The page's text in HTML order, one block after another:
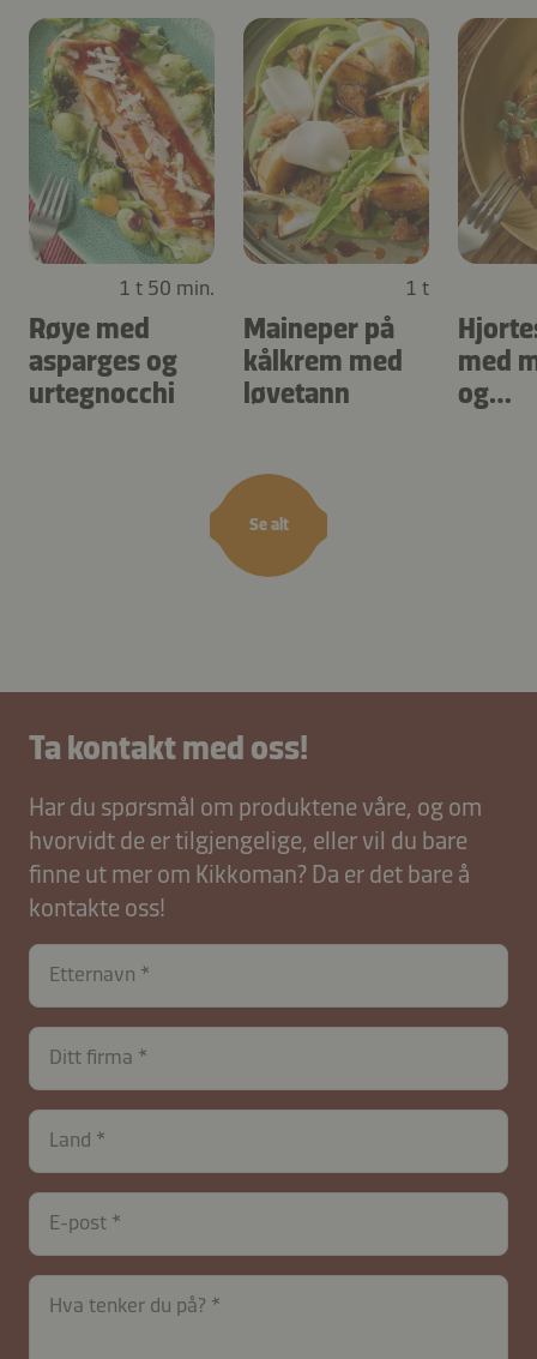
Se alt
1 t 50 min.
Røye med
asparges og
urtegnocchi
1 t
Maineper på
kålkrem med
løvetann
med
og
Ta kontakt med oss!
Har du spørsmål om produktene våre, og om
hvorvidt de er tilgjengelige, eller vil du bare
finne ut mer om Kikkoman? Da er det bare å
kontakte oss!
Etternavn
Ditt firma
contactNO-
B2B-
26617-
bvcwnMBR9YApCkmWVsgK
Land
E-post
Hva tenker du på?